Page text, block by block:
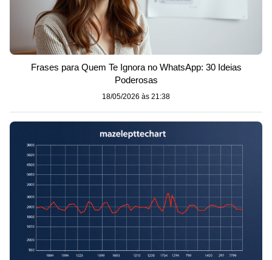
Frases para Quem Te Ignora no WhatsApp: 30 Ideias
Poderosas
18/05/2026 às 21:38